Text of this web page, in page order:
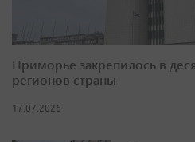
Приморье закрепилось в
регионов страны
17.07.2026